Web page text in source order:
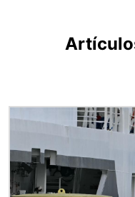
Imagen